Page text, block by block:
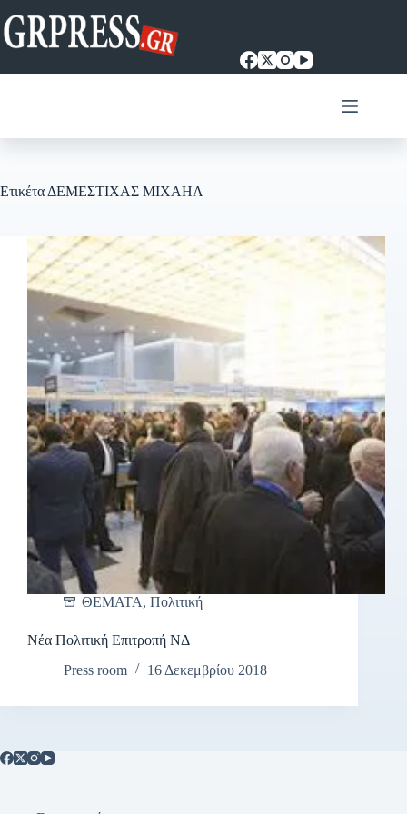
στο
περιεχόμενο
Ετικέτα ΔΕΜΕΣΤΙΧΑΣ ΜΙΧΑΗΛ
ΘΕΜΑΤΑ, Πολιτική
Νέα Πολιτική Επιτροπή ΝΔ
Press room
16 Δεκεμβρίου 2018